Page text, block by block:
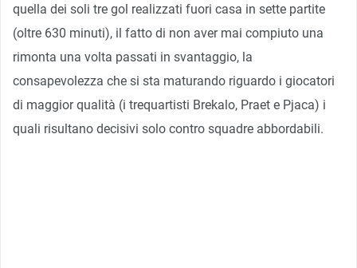
quella dei soli tre gol realizzati fuori casa in sette partite
(oltre 630 minuti), il fatto di non aver mai compiuto una
rimonta una volta passati in svantaggio, la
consapevolezza che si sta maturando riguardo i giocatori
di maggior qualità (i trequartisti Brekalo, Praet e Pjaca) i
quali risultano decisivi solo contro squadre abbordabili.